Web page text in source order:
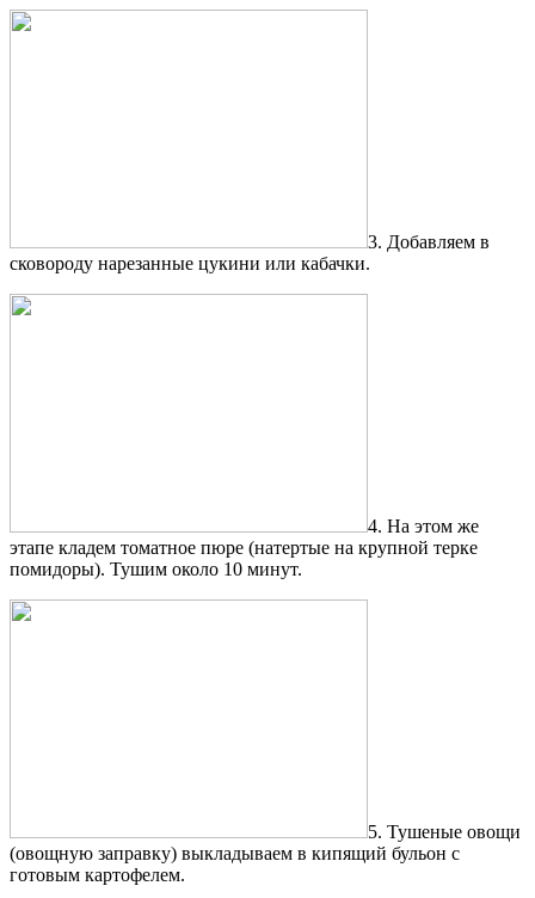
3. Добавляем в
сковороду нарезанные цукини или кабачки.
4. На этом же
этапе кладем томатное пюре (натертые на крупной терке
помидоры). Тушим около 10 минут.
5. Тушеные овощи
(овощную заправку) выкладываем в кипящий бульон с
готовым картофелем.